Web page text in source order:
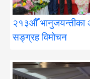
२१३औँ भानुजयन्तीका
सङ्ग्रह विमोचन